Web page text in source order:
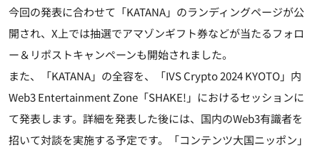
今回の発表に合わせて「KATANA」のランディングページが公
開され、X上では抽選でアマゾンギフト券などが当たるフォロ
ー＆リポストキャンペーンも開始されました。
また、「KATANA」の全容を、「IVS Crypto 2024 KYOTO」内
Web3 Entertainment Zone「SHAKE!」におけるセッションに
て発表します。詳細を発表した後には、国内のWeb3有識者を
招いて対談を実施する予定です。「コンテンツ大国ニッポン」